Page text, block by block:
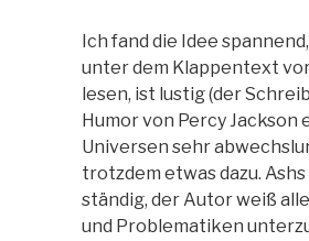
Ich fand die Idee
unter dem Klappentext
lesen, ist lustig (der
Humor von Percy
Universen sehr
trotzdem etwas dazu.
ständig, der Autor weiß
und Problematiken